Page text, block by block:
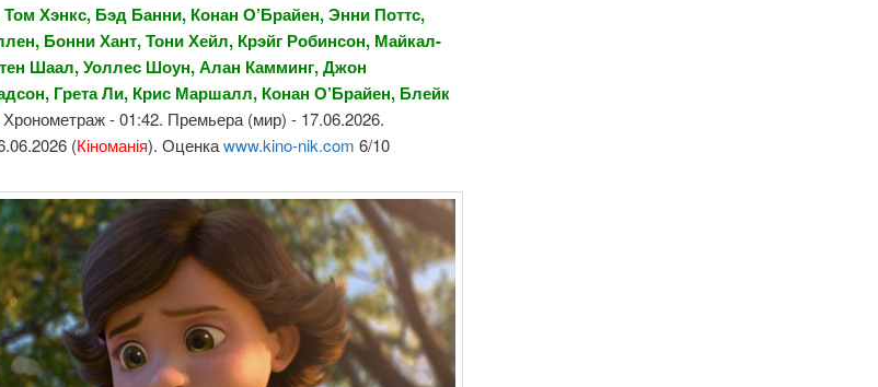
Том Хэнкс, Бэд Банни, Конан О’Брайен, Энни Поттс,
Бонни Хант, Тони Хейл, Крэйг Робинсон, Майкал-
Шаал, Уоллес Шоун, Алан Камминг, Джон
Грета Ли, Крис Маршалл, Конан О’Брайен, Блейк
Хронометраж - 01:42. Премьера (мир) - 17.06.2026.
(Кіноманія). Оценкаwww.kino-nik.com 6/10